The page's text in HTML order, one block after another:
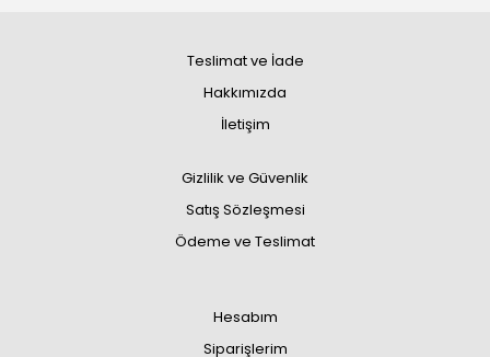
Teslimat ve İade
Hakkımızda
İletişim
Gizlilik ve Güvenlik
Satış Sözleşmesi
Ödeme ve Teslimat
Hesabım
Siparişlerim